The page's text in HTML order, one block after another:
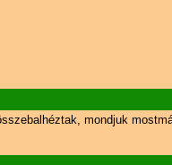
mondjuk